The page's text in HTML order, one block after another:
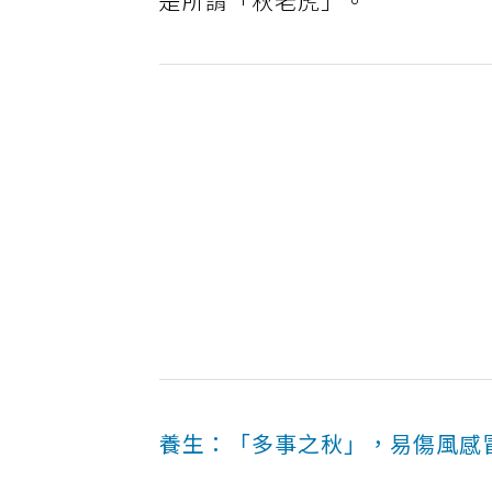
是所謂「秋老虎」。
養生：「多事之秋」，易傷風感